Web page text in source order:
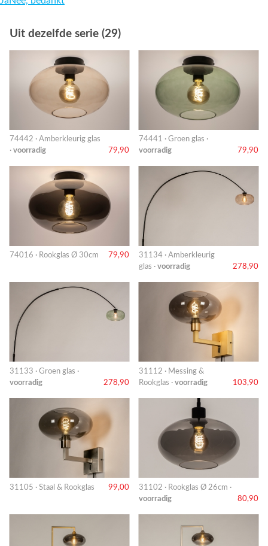
Uit dezelfde serie (29)
74442 · Amberkleurig glas
· voorradig 79,90
74441 · Groen glas ·
voorradig
79,90
74016 · Rookglas Ø 30cm 79,90
31134 · Amberkleurig
glas · voorradig 278,90
31133 · Groen glas ·
voorradig
278,90
31112 · Messing &
Rookglas · voorradig 103,90
31105 · Staal & Rookglas 99,00
31102 · Rookglas Ø 26cm ·
voorradig
80,90